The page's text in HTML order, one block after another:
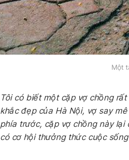
Một
Tôi có biết một cặp vợ chồng
khắc đẹp của Hà Nội, vợ say
phía trước, cặp vợ chồng này lại
có cơ hội thưởng thức cuộc sống